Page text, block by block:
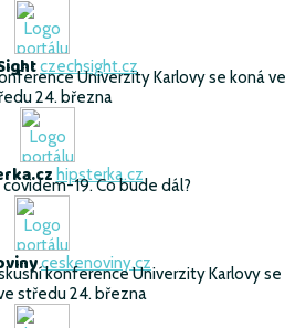
czechsight.cz
Univerzity Karlovy se koná ve
24. března
hipsterka.cz
19. Co bude dál?
ceskenoviny.cz
konference Univerzity Karlovy se
středu 24. března